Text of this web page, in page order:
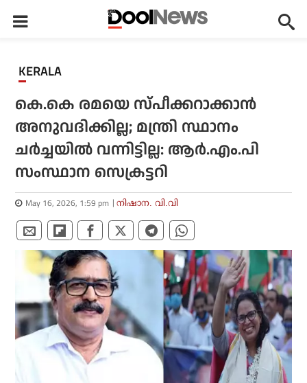
KERALA
കെ.കെ രമയെ സ്പീക്കറാക്കാന്‍
അനുവദിക്കില്ല; മന്ത്രി സ്ഥാനം
ചര്‍ച്ചയില്‍ വന്നിട്ടില്ല: ആര്‍.എം.പി
സംസ്ഥാന സെക്രട്ടറി
May 16, 2026, 1:59 pm നിഷാന. വി.വി